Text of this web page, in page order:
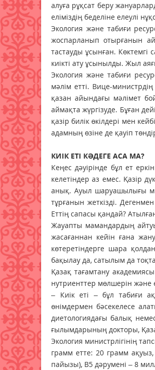
алуға рұқсат беру
еліміздің беделіне елеулі
Экология және табиғи
жоспарланып отырғанын
тастауды ұсынған.
киікті ату ұсынылды. Жыл
Экология және табиғи
мәлім етті. Вице-
қазан айындағы мәлімет
аймақта жүргізуде. Бұған
қазір билік өкілдері мен
адамның өзіне де қауіп
КИІК ЕТІ КӘДЕГЕ АСА МА?
Кеңес дәуірінде бұл ет
келетіндер аз емес. Қазір
анық. Ауыл шаруашылығы
тұрғанын жеткізді.
Еттің сапасы қандай?
Жауапты мамандардың
жасағаннан кейін ғана
көтеретіндерге ша­ра
бақылау да, сатылым да
Қазақ тағамтану
нутриенттер мөлшерін және
– Киік еті – бұл табиғи
өнімдермен бәсекелесе
диетологиядағы балық
ғылымдарының докторы,
Экология министрлігінің
грамм етте: 20 грамм
пайызы), B5 дәрумені – 8